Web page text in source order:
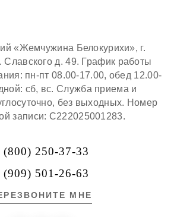
«Жемчужина Белокурихи», г.
Славского д. 49. График работы
пн-пт 08.00-17.00, обед 12.00-
сб, вс. Служба приема и
без выходных. Номер
записи: С222025001283.
(800) 250-37-33
(909) 501-26-63
МНЕ